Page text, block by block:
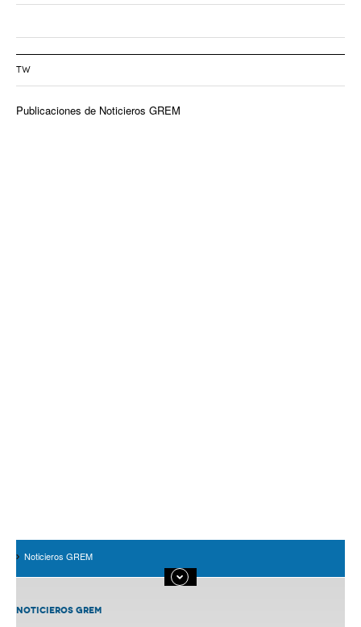
TW
Publicaciones de Noticieros GREM
Noticieros GREM
NOTICIEROS GREM